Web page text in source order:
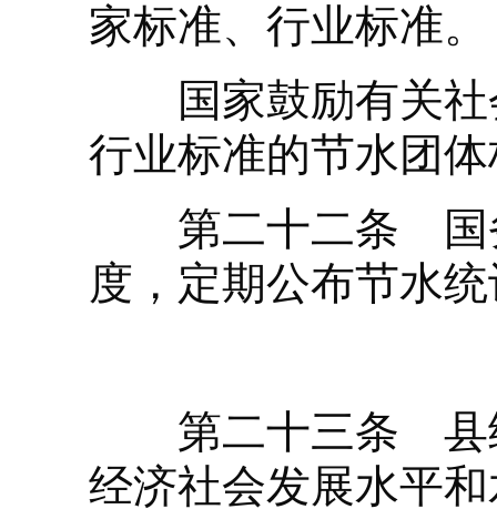
家标准、行业标准。
国家鼓励有关社
行业标准的节水团
第二十二条 国务
度，定期公布节水
第二十三条 县级
经济社会发展水平